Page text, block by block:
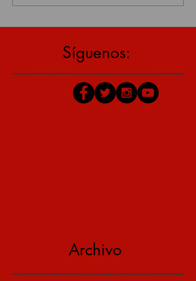
Síguenos:
Archivo